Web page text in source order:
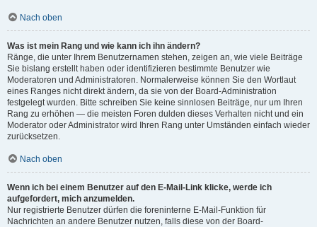
Nach oben
Was ist mein Rang und wie kann ich ihn ändern?
Ränge, die unter Ihrem Benutzernamen stehen, zeigen an, wie viele Beiträge
Sie bislang erstellt haben oder identifizieren bestimmte Benutzer wie
Moderatoren und Administratoren. Normalerweise können Sie den Wortlaut
eines Ranges nicht direkt ändern, da sie von der Board-Administration
festgelegt wurden. Bitte schreiben Sie keine sinnlosen Beiträge, nur um Ihren
Rang zu erhöhen — die meisten Foren dulden dieses Verhalten nicht und ein
Moderator oder Administrator wird Ihren Rang unter Umständen einfach wieder
zurücksetzen.
Nach oben
Wenn ich bei einem Benutzer auf den E-Mail-Link klicke, werde ich
aufgefordert, mich anzumelden.
Nur registrierte Benutzer dürfen die foreninterne E-Mail-Funktion für
Nachrichten an andere Benutzer nutzen, falls diese von der Board-